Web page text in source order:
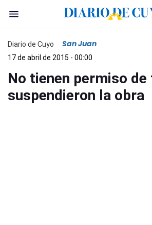
Diario de Cuyo San Juan
17 de abril de 2015 - 00:00
No tienen permiso de
suspendieron la obra